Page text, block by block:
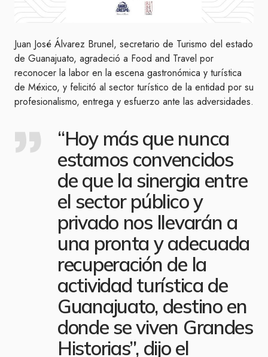
Juan José Álvarez Brunel, secretario de Turismo del estado
de Guanajuato, agradeció a Food and Travel por
reconocer la labor en la escena gastronómica y turística
de México, y felicitó al sector turístico de la entidad por su
profesionalismo, entrega y esfuerzo ante las adversidades.
“Hoy más que nunca
estamos convencidos
de que la sinergia entre
el sector público y
privado nos llevarán a
una pronta y adecuada
recuperación de la
actividad turística de
Guanajuato, destino en
donde se viven Grandes
Historias”, dijo el